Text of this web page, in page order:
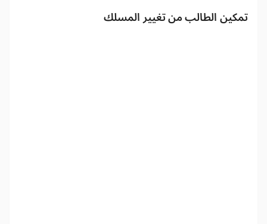
تمكين الطالب من تغيير المسلك